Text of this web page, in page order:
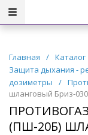
Главная / Каталог
Защита дыхания -
дозиметры
/
шланговый Бриз-
(ПШ-20Б)